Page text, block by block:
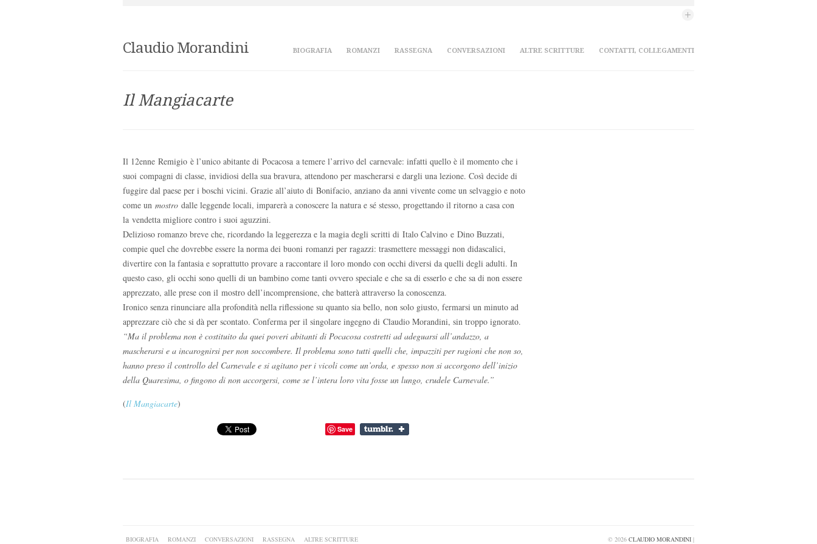
Claudio Morandini BIOGRAFIA ROMANZI RASSEGNA CONVERSAZIONI ALTRE SCRITTURE CONTATTI, COLLEGAMENTI
Il Mangiacarte
Il 12enne Remigio è l’unico abitante di Pocacosa a temere l’arrivo del carnevale: infatti quello è il momento che i
suoi compagni di classe, invidiosi della sua bravura, attendono per mascherarsi e dargli una lezione. Così decide di
fuggire dal paese per i boschi vicini. Grazie all’aiuto di Bonifacio, anziano da anni vivente come un selvaggio e noto
come un mostro dalle leggende locali, imparerà a conoscere la natura e sé stesso, progettando il ritorno a casa con
la vendetta migliore contro i suoi aguzzini.
Delizioso romanzo breve che, ricordando la leggerezza e la magia degli scritti di Italo Calvino e Dino Buzzati,
compie quel che dovrebbe essere la norma dei buoni romanzi per ragazzi: trasmettere messaggi non didascalici,
divertire con la fantasia e soprattutto provare a raccontare il loro mondo con occhi diversi da quelli degli adulti. In
questo caso, gli occhi sono quelli di un bambino come tanti ovvero speciale e che sa di esserlo e che sa di non essere
apprezzato, alle prese con il mostro dell’incomprensione, che batterà attraverso la conoscenza.
Ironico senza rinunciare alla profondità nella riflessione su quanto sia bello, non solo giusto, fermarsi un minuto ad
apprezzare ciò che si dà per scontato. Conferma per il singolare ingegno di Claudio Morandini, sin troppo ignorato.
“Ma il problema non è costituito da quei poveri abitanti di Pocacosa costretti ad adeguarsi all’andazzo, a
mascherarsi e a incarognirsi per non soccombere. Il problema sono tutti quelli che, impazziti per ragioni che non so,
hanno preso il controllo del Carnevale e si agitano per i vicoli come un’orda, e spesso non si accorgono dell’inizio
della Quaresima, o fingono di non accorgersi, come se l’intera loro vita fosse un lungo, crudele Carnevale.”
(Il Mangiacarte)
Save
BIOGRAFIA ROMANZI CONVERSAZIONI RASSEGNA ALTRE SCRITTURE © 2026 CLAUDIO MORANDINI |